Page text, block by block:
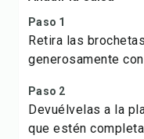
Paso 1
Retira las
generosamente
Paso 2
Devuélvelas a la
que estén